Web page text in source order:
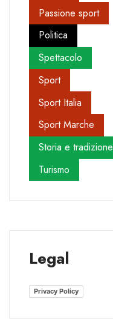
Passione sport
Politica
Spettacolo
Sport
Sport Italia
Sport Marche
Storia e tradizione
Turismo
Legal
Privacy Policy